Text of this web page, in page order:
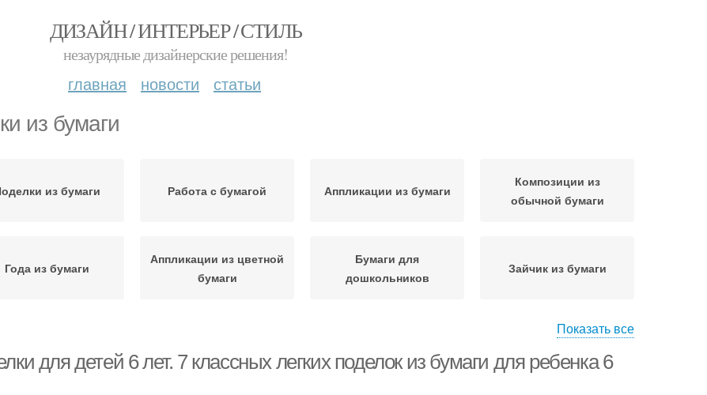
ДИЗАЙН / ИНТЕРЬЕР / СТИЛЬ
незаурядные дизайнерские решения!
главная новости статьи
из бумаги
из бумаги Работа с бумагой Аппликации из бумаги
Композиции из
обычной бумаги
Года из бумаги
Аппликации из цветной
бумаги
Бумаги для
дошкольников
Зайчик из бумаги
бумаги
бумаги
бумаги
Показать все
для детей 6 лет. 7 классных легких поделок из бумаги для ребенка 6